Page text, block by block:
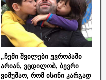
„ჩემი შვილები ევროპაში
არიან, ვცდილობ, ბევრი
ვიმუშაო, რომ ისინი კარგად